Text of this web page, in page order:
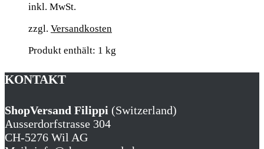
inkl. MwSt.
zzgl. Versandkosten
Produkt enthält: 1 kg
KONTAKT
ShopVersand Filippi (Switzerland)
Ausserdorfstrasse 304
CH-5276 Wil AG